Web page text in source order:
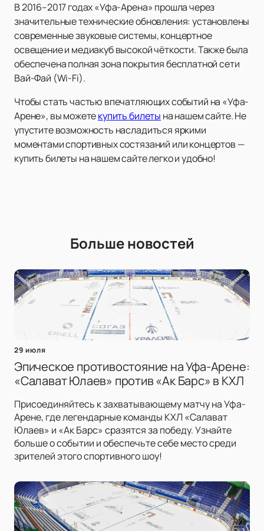
В 2016–2017 годах «Уфа-Арена» прошла через
значительные технические обновления: установлены
современные звуковые системы, концертное
освещение и медиакуб высокой чёткости. Также была
обеспечена полная зона покрытия бесплатной сети
Вай-Фай (Wi-Fi).
Чтобы стать частью впечатляющих событий на «Уфа-
Арене», вы можетекупить билеты на нашем сайте. Не
упустите возможность насладиться яркими
моментами спортивных состязаний или концертов —
купить билеты на нашем сайте легко и удобно!
Больше новостей
29 июля
Эпическое противостояние на Уфа-Арене:
«Салават Юлаев» против «Ак Барс» в КХЛ
Присоединяйтесь к захватывающему матчу на Уфа-
Арене, где легендарные команды КХЛ «Салават
Юлаев» и «Ак Барс» сразятся за победу. Узнайте
больше о событии и обеспечьте себе место среди
зрителей этого спортивного шоу!